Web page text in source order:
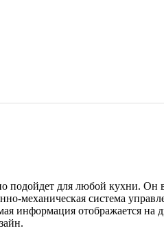
подойдет для любой кухни. Он
механическая система
информация отображается на